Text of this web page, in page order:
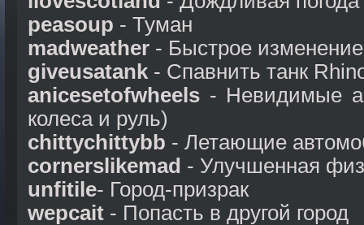
peasoup - Туман
madweather - Быстрое
giveusatank - Спавнить танк
anicesetofwheels - Невидимые
колеса и руль)
chittychittybb - Летающие
cornerslikemad - Улучшенная
unfitile- Город-призрак
wepcait - Попасть в другой город